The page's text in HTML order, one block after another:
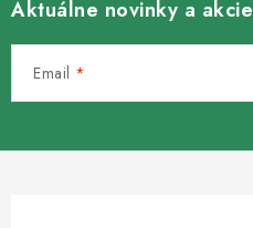
Aktuálne novinky a
Email